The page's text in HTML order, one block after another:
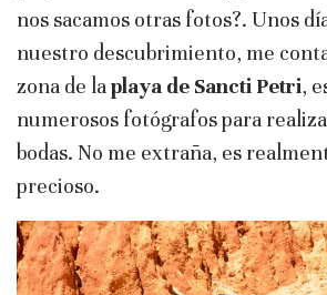
nos sacamos otras fotos?. Unos
nuestro descubrimiento, me
zona de laplaya de Sancti Petri,
numerosos fotógrafos para
bodas. No me extraña, es
precioso.